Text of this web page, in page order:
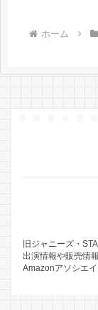
ホーム
旧ジャニーズ・
出演情報や販売情
Amazonアソシエ